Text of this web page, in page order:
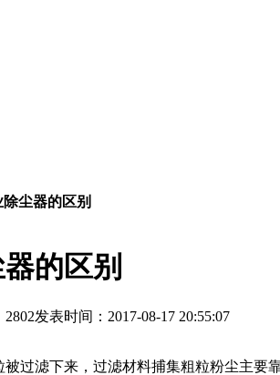
尘器的区别
的区别
2802发表时间：2017-08-17 20:55:07
过滤下来，过滤材料捕集粗粒粉尘主